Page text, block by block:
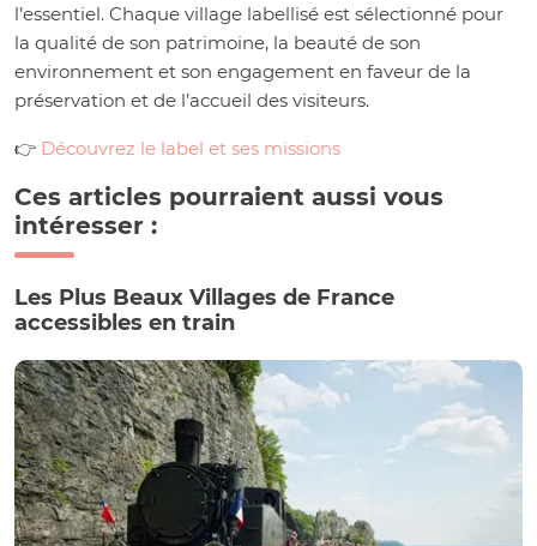
l’essentiel. Chaque village labellisé est sélectionné pour
la qualité de son patrimoine, la beauté de son
environnement et son engagement en faveur de la
préservation et de l’accueil des visiteurs.
👉 Découvrez le label et ses missions
Ces articles pourraient aussi vous
intéresser :
Les Plus Beaux Villages de France
accessibles en train